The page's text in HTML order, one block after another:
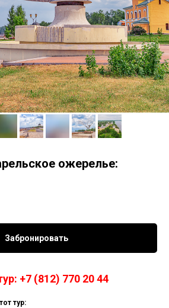
ожерелье:
Забронировать
+7 (812) 770 20 44
тур: